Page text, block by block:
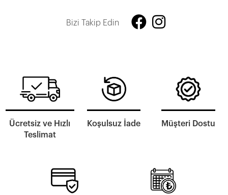
Bizi Takip Edin
Ücretsiz ve Hızlı
Teslimat
Koşulsuz İade Müşteri Dostu